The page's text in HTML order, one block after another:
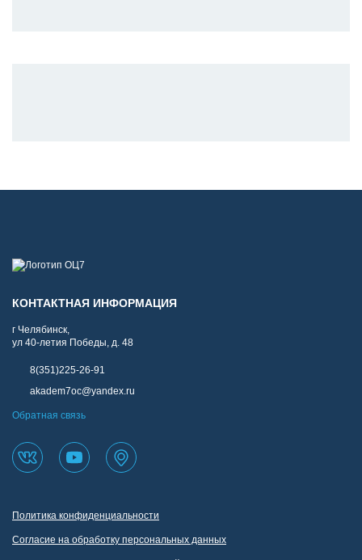
КОНТАКТНАЯ ИНФОРМАЦИЯ
г Челябинск,
ул 40-летия Победы, д. 48
8(351)225-26-91
akadem7oc@yandex.ru
Обратная связь
Политика конфиденциальности
Согласие на обработку персональных данных